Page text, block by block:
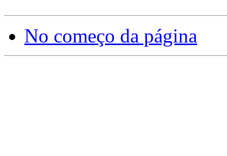
No começo da página